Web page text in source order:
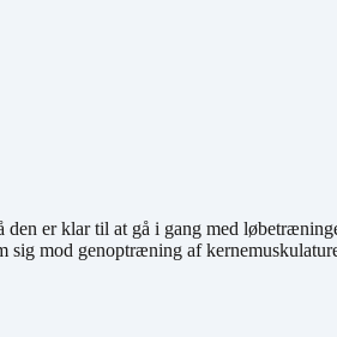
er klar til at gå i gang med
mod genoptræning af